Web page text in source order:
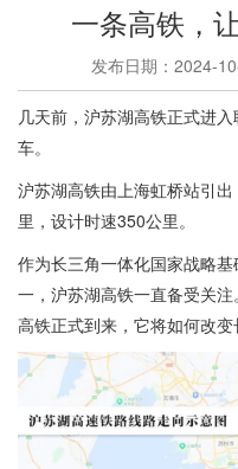
一条高铁，
发布日期：2024-
几天前，沪苏湖高铁正式进
车。
沪苏湖高铁由上海虹桥站引
里，设计时速350公里。
作为长三角一体化国家战略
一，沪苏湖高铁一直备受关
高铁正式到来，它将如何改变